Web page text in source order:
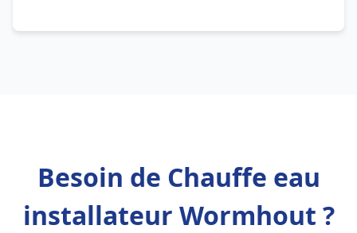
Besoin de Chauffe eau
installateur Wormhout ?